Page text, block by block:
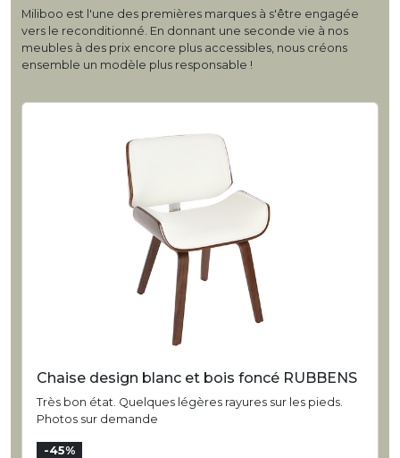
Miliboo est l'une des premières marques à s'être engagée
vers le reconditionné. En donnant une seconde vie à nos
meubles à des prix encore plus accessibles, nous créons
ensemble un modèle plus responsable !
Chaise design blanc et bois foncé RUBBENS
Très bon état. Quelques légères rayures sur les pieds.
Photos sur demande
-45%